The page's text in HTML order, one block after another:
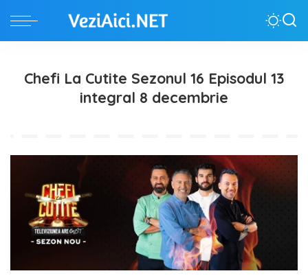
Chefi La Cutite Sezonul 16 Episodul 13
integral 8 decembrie